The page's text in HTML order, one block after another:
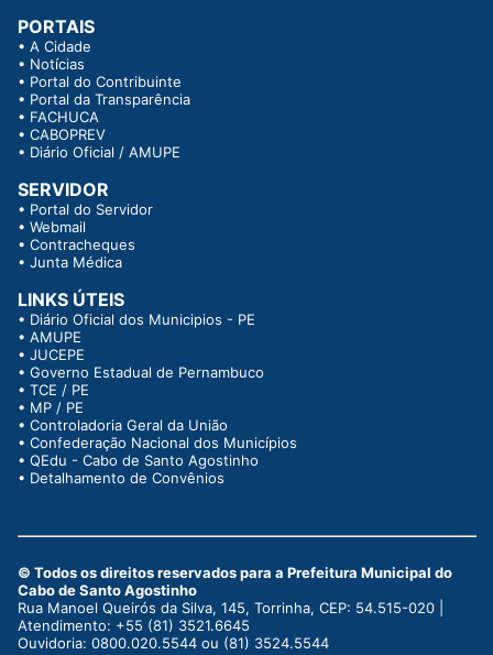
PORTAIS
• A Cidade
• Notícias
• Portal do Contribuinte
• Portal da Transparência
• FACHUCA
• CABOPREV
• Diário Oficial / AMUPE
SERVIDOR
• Portal do Servidor
• Webmail
• Contracheques
• Junta Médica
LINKS ÚTEIS
• Diário Oficial dos Municipios - PE
• AMUPE
• JUCEPE
• Governo Estadual de Pernambuco
• TCE / PE
• MP / PE
• Controladoria Geral da União
• Confederação Nacional dos Municípios
• QEdu - Cabo de Santo Agostinho
• Detalhamento de Convênios
© Todos os direitos reservados para a Prefeitura Municipal do
Cabo de Santo Agostinho
Rua Manoel Queirós da Silva, 145, Torrinha, CEP: 54.515-020 |
Atendimento: +55 (81) 3521.6645
Ouvidoria: 0800.020.5544 ou (81) 3524.5544